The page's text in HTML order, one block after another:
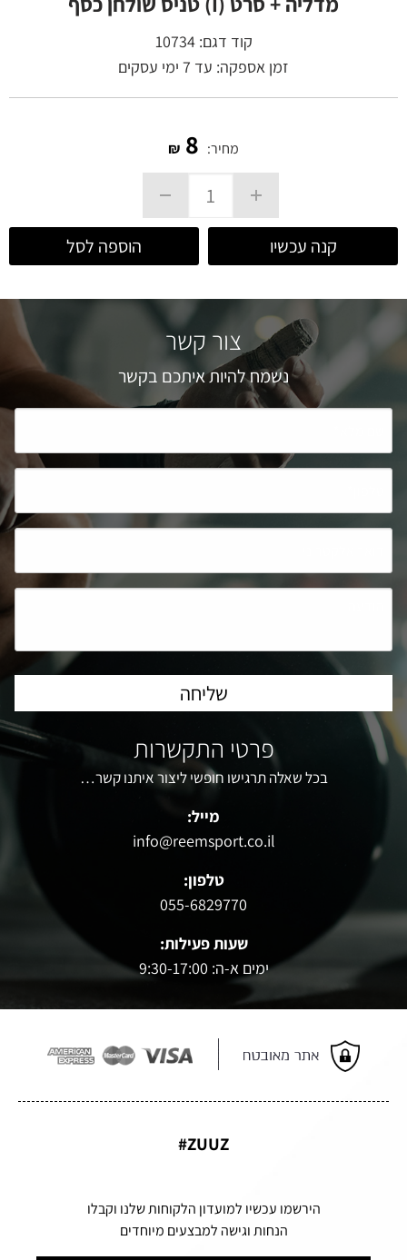
קוד דגם:10734
זמן אספקה: עד 7 ימי עסקים
מחיר: 8
₪
קנה עכשיו הוספה לסל
צור קשר
נשמח להיות איתכם בקשר
פרטי התקשרות
בכל שאלה תרגישו חופשי ליצור איתנו קשר…
מייל:
info@reemsport.co.il
טלפון:
055-6829770
שעות פעילות:
ימים א-ה: 9:30-17:00
ZUUZ#
הירשמו עכשיו למועדון הלקוחות שלנו וקבלו
הנחות וגישה למבצעים מיוחדים